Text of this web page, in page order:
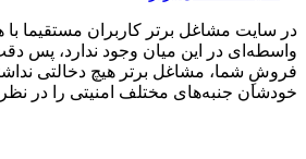
در سایت مشاغل برتر کاربران مستقیما
واسطه‌ای در این میان وجود ندارد، پس
فروشِ شما، مشاغل برتر هیچ دخالتی
خودشان جنبه‌های مختلف امنیتی را در نظر